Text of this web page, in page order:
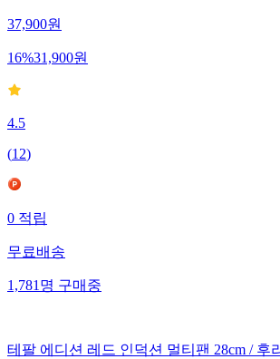
37,900원
16%31,900원
4.5
(12)
0 적립
무료배송
1,781 명 구매중
테팔 에디션 레드 인덕션 멀티팬 28cm / 후